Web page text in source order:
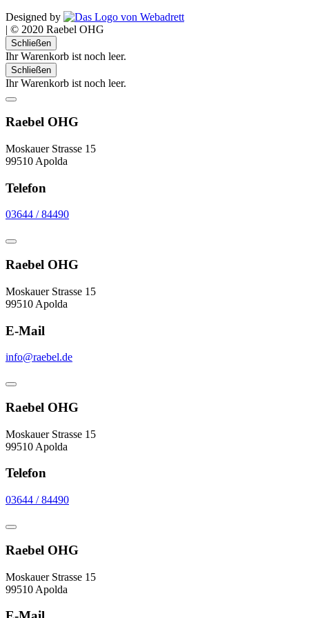
Designed by
| © 2020 Raebel OHG
Schließen
Ihr Warenkorb ist noch leer.
Schließen
Ihr Warenkorb ist noch leer.
Raebel OHG
Moskauer Strasse 15
99510 Apolda
Telefon
03644 / 84490
Raebel OHG
Moskauer Strasse 15
99510 Apolda
E-Mail
info@raebel.de
Raebel OHG
Moskauer Strasse 15
99510 Apolda
Telefon
03644 / 84490
Raebel OHG
Moskauer Strasse 15
99510 Apolda